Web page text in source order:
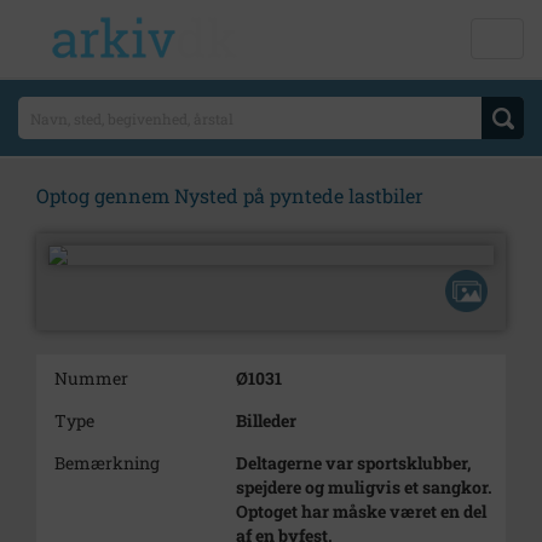
Optog gennem Nysted på pyntede lastbiler
Nummer
Ø1031
Type
Billeder
Bemærkning
Deltagerne var sportsklubber,
spejdere og muligvis et sangkor.
Optoget har måske været en del
af en byfest.